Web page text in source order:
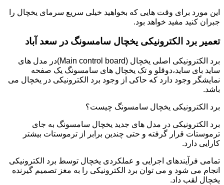
این مورد برای وقت هایی که بخواهید خیلی سریع سرمای یخچال را
جبران کنید مفید خواهد بود.
تعمیر برد الکترونیکی یخچال سامسونگ در سعد آباد
برد الکترونیکی اصلی یخچال (Main control board)در مدل های
ساید بای ساید،دوقلو و تک یخچال های سامسونگ یک صفحه
نمایشگر وجود دارد که حاکی از وجود برد الکترونیکی در یخچال می
باشد.
برد الکترونیکی یخچال سامسونگ چیست؟
برد الکترونیکی در مدل های جدید یخچال سامسونگ به جای
ترموستات قرار گرفته و حتی چندین برابر از ترموستات بیشتر
کارایی دارد.
تمامی فرآیندهای اجرایی و عملکردی یخچال توسط برد الکترونیکی
انجام می شود و می توان برد الکترونیکی را به مغز تصمیم گیرنده
یخچال لقب داد.